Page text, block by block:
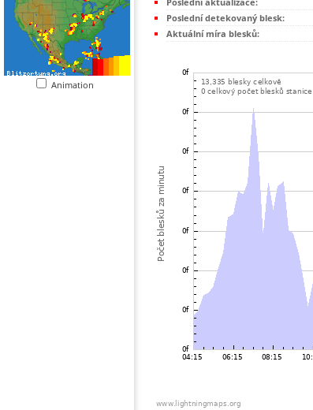
Animation
Poslední detekovaný blesk:
Aktuální míra blesků: